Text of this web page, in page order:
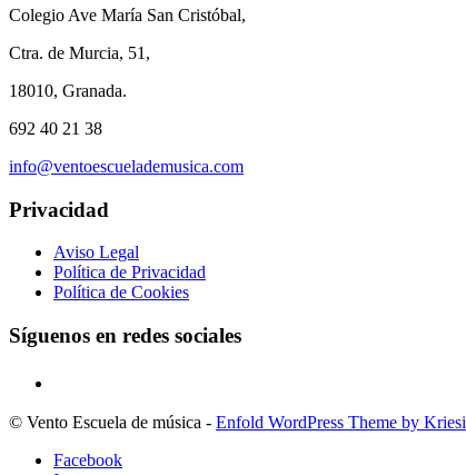
Colegio Ave María San Cristóbal,
Ctra. de Murcia, 51,
18010, Granada.
692 40 21 38
info@ventoescuelademusica.com
Privacidad
Aviso Legal
Política de Privacidad
Política de Cookies
Síguenos en redes sociales
© Vento Escuela de música - Enfold WordPress Theme by Kriesi
Facebook